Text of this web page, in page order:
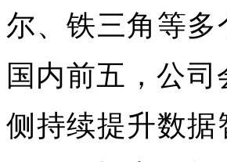
尔、铁三角等
国内前五，公
侧持续提升数